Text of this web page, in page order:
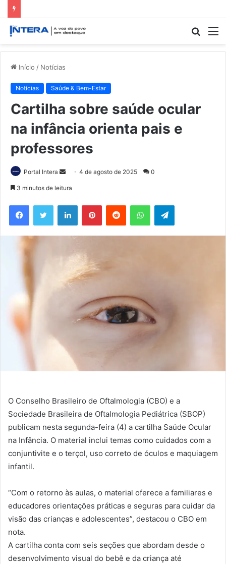
Início / Notícias
Notícias Saúde & Bem-Estar
Cartilha sobre saúde ocular
na infância orienta pais e
professores
Portal Intera
Mande
mail
4 de agosto de 2025 0
3 minutos de leitura
FacebookTwitter LinkedinPinterestReddit WhatsAppTelegram
O Conselho Brasileiro de Oftalmologia (CBO) e a
Sociedade Brasileira de Oftalmologia Pediátrica (SBOP)
publicam nesta segunda-feira (4) a cartilha Saúde Ocular
na Infância. O material inclui temas como cuidados com a
conjuntivite e o terçol, uso correto de óculos e maquiagem
infantil.
“Com o retorno às aulas, o material oferece a familiares e
educadores orientações práticas e seguras para cuidar da
visão das crianças e adolescentes”, destacou o CBO em
nota.
A cartilha conta com seis seções que abordam desde o
desenvolvimento visual do bebê e da criança até